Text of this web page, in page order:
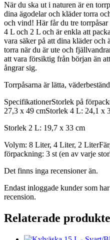
När du ska ut i naturen är en
dina ägodelar och kläder torra
och vind! Här får du tre
4 L och 2 L och är enkla att
vara säker på att dina kläder och
torra när du är ute och
att vara försiktig från början än
ångrar sig.
Torrpåsarna är lätta,
SpecifikationerStorlek på
27,3 x 49 cmStorlek 4 L: 24,1 x
Storlek 2 L: 19,7 x 33 cm
Volym: 8 Liter, 4 Liter, 2
förpackning: 3 st (en av varje
Det finns inga recensioner än.
Endast inloggade kunder som
recension.
Relaterade